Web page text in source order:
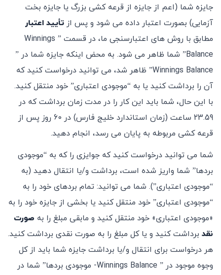
جایزه شما (اعم از جایزه از قرعه کشی بزرگ یا جایزه بخت
آزمایی) بصورت اعتبار داده می شود و پس از تأیید اعتبار
مطابق با روش های اعتبارسنجی ما، در قسمت ” Winnings
Balance” شما ظاهر می شود. به محض اینکه جایزه شما در ”
Winnings Balance” ظاهر شد، می توانید درخواست کنید که
آن را برداشت کنید یا به “موجودی اعتباری” خود منتقل کنید.
با این حال، شما باید این کار را در مدت زمان برداشت که در
23.59 ساعت (زمان استاندارد خلیج فارس) در 60 روز پس از
قرعه کشی مربوطه به پایان می رسد، انجام دهید.
شما می توانید درخواست کنید که جوایزی را که به “موجودی
بردها” شما واریز شده است، برداشت و/یا انتقال دهید (به
“موجودی اعتباری”). شما می توانید: تمام بردهای خود را به
“موجودی اعتباری” خود منتقل کنید یا بخشی از جایزه خود را به
«موجودی اعتباری» خود منتقل کنید و مابقی مبلغ را به صورت
نقد برداشت کنید و یا کل مبلغ را به صورت نقدی برداشت کنید.
هر درخواست برای انتقال و/یا برداشت جایزه شما باید از کل
وجوه موجود در ” Winnings Balance- موجودی بردها” شما در